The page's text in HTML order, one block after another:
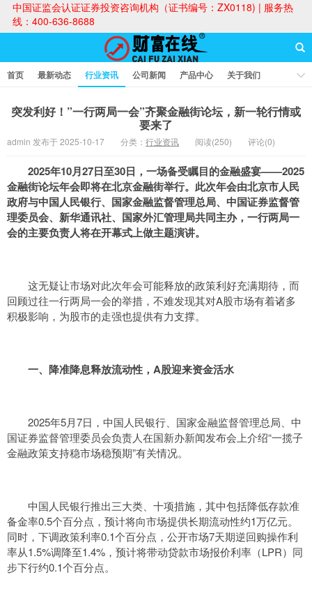
中国证监会认证证券投资咨询机构（证书编号：ZX0118) | 服务热
线：400-636-8688
财富在线
首页 最新动态 行业资讯 公司新闻 产品中心
关于我们
突发利好！”一行两局一会”齐聚金融街论坛，新一轮行情或
要来了
admin 发布于 2025-10-17 分类： 行业资讯 阅读(250) 评论(0)
2025年10月27日至30日，一场备受瞩目的金融盛宴——2025
金融街论坛年会即将在北京金融街举行。此次年会由北京市人民
政府与中国人民银行、国家金融监督管理总局、中国证券监督管
理委员会、新华通讯社、国家外汇管理局共同主办，一行两局一
会的主要负责人将在开幕式上做主题演讲。
这无疑让市场对此次年会可能释放的政策利好充满期待，而
回顾过往一行两局一会的举措，不难发现其对A股市场有着诸多
积极影响，为股市的走强也提供有力支撑。
一、降准降息释放流动性，A股迎来资金活水
2025年5月7日，中国人民银行、国家金融监督管理总局、中
国证券监督管理委员会负责人在国新办新闻发布会上介绍“一揽子
金融政策支持稳市场稳预期”有关情况。
中国人民银行推出三大类、十项措施，其中包括降低存款准
备金率0.5个百分点，预计将向市场提供长期流动性约1万亿元。
同时，下调政策利率0.1个百分点，公开市场7天期逆回购操作利
率从1.5%调降至1.4%，预计将带动贷款市场报价利率（LPR）同
步下行约0.1个百分点。